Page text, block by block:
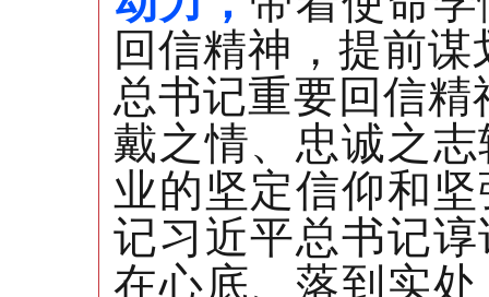
回信精神，提前
总书记重要回信
戴之情、忠诚之
业的坚定信仰和
记习近平总书记
在心底、落到实